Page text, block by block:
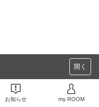
開く
お知らせ my ROOM